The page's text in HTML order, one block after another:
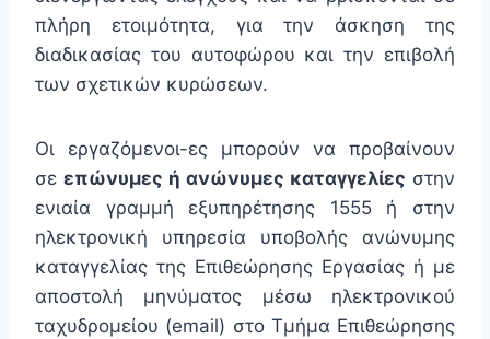
πλήρη ετοιμότητα, για την άσκηση της
διαδικασίας του αυτοφώρου και την επιβολή
των σχετικών κυρώσεων.
Οι εργαζόμενοι-ες μπορούν να προβαίνουν
σε επώνυμες ή ανώνυμες καταγγελίες στην
ενιαία γραμμή εξυπηρέτησης 1555 ή στην
ηλεκτρονική υπηρεσία υποβολής ανώνυμης
καταγγελίας της Επιθεώρησης Εργασίας ή με
αποστολή μηνύματος μέσω ηλεκτρονικού
ταχυδρομείου (email) στο Τμήμα Επιθεώρησης